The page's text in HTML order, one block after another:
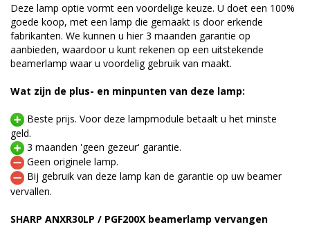
Deze lamp optie vormt een voordelige keuze. U doet een 100%
goede koop, met een lamp die gemaakt is door erkende
fabrikanten. We kunnen u hier 3 maanden garantie op
aanbieden, waardoor u kunt rekenen op een uitstekende
beamerlamp waar u voordelig gebruik van maakt.
Wat zijn de plus- en minpunten van deze lamp:
Beste prijs. Voor deze lampmodule betaalt u het minste
geld.
3 maanden 'geen gezeur' garantie.
Geen originele lamp.
Bij gebruik van deze lamp kan de garantie op uw beamer
vervallen.
SHARP ANXR30LP / PGF200X beamerlamp vervangen